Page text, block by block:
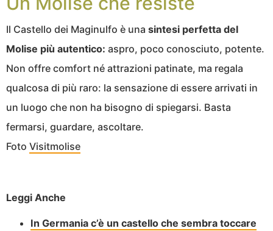
Il Castello dei Maginulfo è una sintesi perfetta del
Molise più autentico: aspro, poco conosciuto, potente.
Non offre comfort né attrazioni patinate, ma regala
qualcosa di più raro: la sensazione di essere arrivati in
un luogo che non ha bisogno di spiegarsi. Basta
fermarsi, guardare, ascoltare.
Foto Visitmolise
Leggi Anche
In Germania c’è un castello che sembra toccare